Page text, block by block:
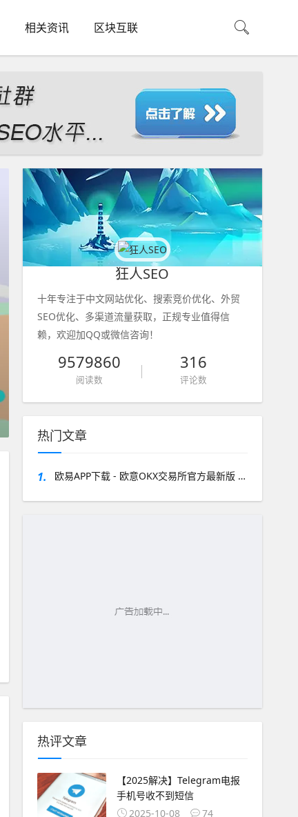
相关资讯 区块互联
新注册的域名要
狂人SEO
十年专注于中文网站优化、搜索竞价优化、外贸
SEO优化、多渠道流量获取，正规专业值得信
赖，欢迎加QQ或微信咨询！
9579860
阅读数
316
评论数
热门文章
1. 欧易APP下载 - 欧意OKX交易所官方最新版 v6.179下载
热评文章
【2025解决】Telegram电报
手机号收不到短信
2025-10-08
74